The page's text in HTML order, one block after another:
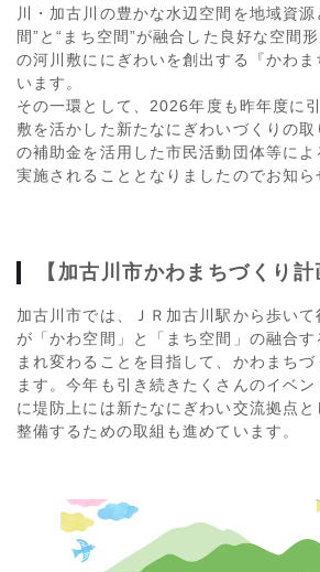
川・加古川の豊かな水辺空間を地域資源
間”と“まち空間”が融合した良好な空間
の河川敷ににぎわいを創出する『かわま
います。
その一環として、2026年度も昨年度に
敷を活かした新たなにぎわいづくりの
の補助金を活用した市民活動団体等に
実施されることとなりましたのでお知ら
【加古川市かわまちづくり計
加古川市では、ＪＲ加古川駅から歩い
が「かわ空間」と「まち空間」の融合
まれ変わることを目指して、かわまち
ます。今年も引き続きたくさんのイベ
に堤防上には新たなにぎわい交流拠点
整備するための取組も進めています。